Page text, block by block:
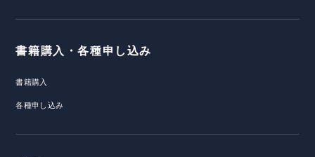
書籍購入・各種申し込み
書籍購入
各種申し込み